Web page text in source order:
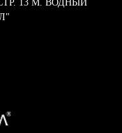
13 М. ВОДНЫЙ